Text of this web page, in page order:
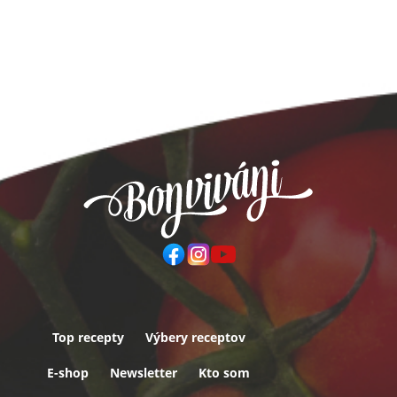
Top recepty Výbery receptov
E-shop Newsletter Kto som